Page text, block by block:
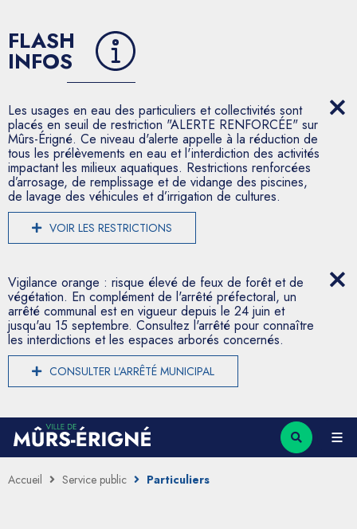
FLASH
INFOS
Les usages en eau des particuliers et collectivités sont
placés en seuil de restriction "ALERTE RENFORCÉE" sur
Mûrs-Érigné. Ce niveau d'alerte appelle à la réduction de
tous les prélèvements en eau et l'interdiction des activités
impactant les milieux aquatiques. Restrictions renforcées
d’arrosage, de remplissage et de vidange des piscines,
de lavage des véhicules et d’irrigation de cultures.
VOIR LES RESTRICTIONS
Vigilance orange : risque élevé de feux de forêt et de
végétation. En complément de l'arrêté préfectoral, un
arrêté communal est en vigueur depuis le 24 juin et
jusqu'au 15 septembre. Consultez l'arrêté pour connaître
les interdictions et les espaces arborés concernés.
CONSULTER L'ARRÊTÉ MUNICIPAL
Accueil Service public Particuliers